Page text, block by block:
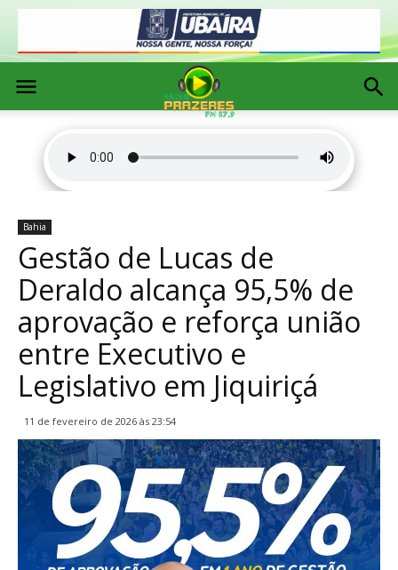
Bahia
Gestão de Lucas de
Deraldo alcança 95,5% de
aprovação e reforça união
entre Executivo e
Legislativo em Jiquiriçá
11 de fevereiro de 2026 às 23:54